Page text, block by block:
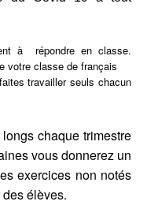
à répondre en classe.
votre classe de français
travailler seuls chacun
chaque trimestre
vous donnerez un
exercices non notés
élèves.